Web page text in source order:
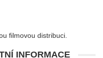
filmovou distribuci.
INFORMACE